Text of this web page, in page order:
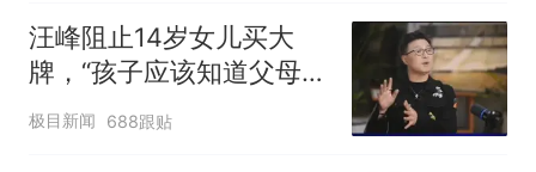
汪峰阻止14岁女儿买大
牌，“孩子应该知道父母的
不易”，称自己买衣服80%
极目新闻 688跟贴